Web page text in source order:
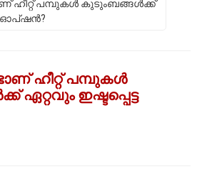
ഹീറ്റ് പമ്പുകൾ
ഏറ്റവും ഇഷ്ടപ്പെട്ട